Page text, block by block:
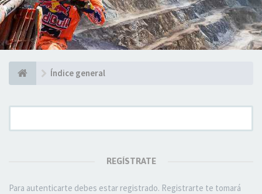
Índice general
REGÍSTRATE
Para autenticarte debes estar registrado. Registrarte te tomará